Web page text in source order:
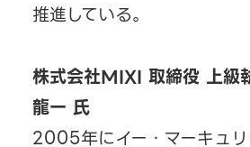
推進している。
株式会社MIXI 取締役 上
龍一 氏
2005年にイー・マーキュ